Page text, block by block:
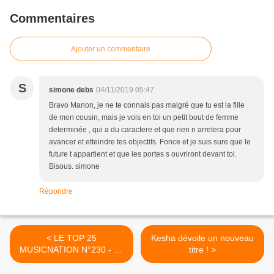
Commentaires
Ajouter un commentaire
S simone debs 04/11/2019 05:47
Bravo Manon, je ne te connais pas malgré que tu est la fille
de mon cousin, mais je vois en toi un petit bout de femme
determinée , qui a du caractere et que rien n arretera pour
avancer et etteindre tes objectifs. Fonce et je suis sure que le
future t appartient et que les portes s ouvriront devant toi.
Bisous. simone
Répondre
< LE TOP 25
MUSICNATION N°230 - 03
NOVEMBRE 2019
Kesha dévoile un nouveau
titre ! >